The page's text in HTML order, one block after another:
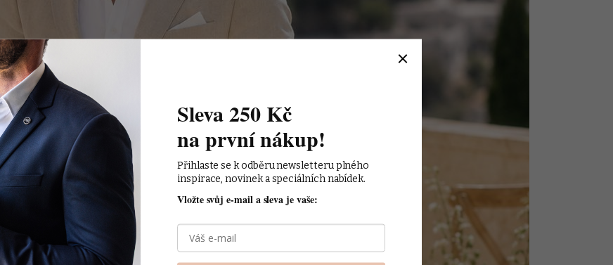
Sleva 250 Kč
na první nákup!
Přihlaste se k odběru newsletteru plného
inspirace, novinek a speciálních nabídek.
Vložte svůj e-mail a sleva je vaše: